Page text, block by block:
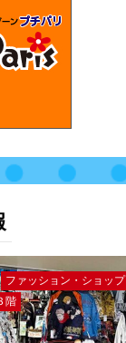
ファッション・ショップ
階